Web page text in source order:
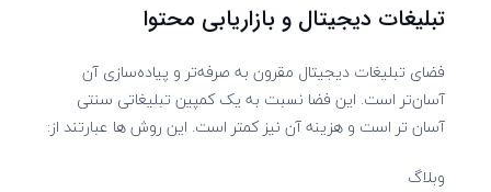
تبلیغات دیجیتال و بازاریابی محتوا
فضای تبلیغات دیجیتال مقرون به صرفه‌تر و پیاده‌سازی آن
آسان‌تر است. این فضا نسبت به یک کمپین تبلیغاتی سنتی
آسان تر است و هزینه آن نیز کمتر است. این روش ها عبارتند از:
وبلاگ